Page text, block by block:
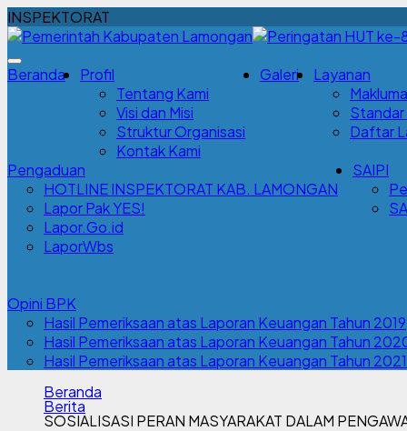
INSPEKTORAT
Beranda
Profil
Tentang Kami
Visi dan Misi
Struktur Organisasi
Kontak Kami
Galeri
Layanan
Standar
Daftar
Pengaduan
HOTLINE INSPEKTORAT KAB. LAMONGAN
Lapor Pak YES!
Lapor.Go.id
LaporWbs
SAIPI
Opini BPK
Hasil Pemeriksaan atas Laporan Keuangan Tahun 2019
Hasil Pemeriksaan atas Laporan Keuangan Tahun
Hasil Pemeriksaan atas Laporan Keuangan Tahun 2021
Beranda
Berita
SOSIALISASI PERAN MASYARAKAT DALAM